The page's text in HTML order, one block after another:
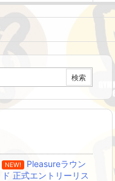
NEW! Pleasureラウン
ド 正式エントリーリス